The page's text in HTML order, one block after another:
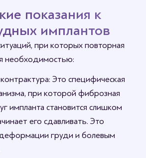
показания к
имплантов
при которых повторная
необходимостью:
Это специфическая
при которой фиброзная
импланта становится слишком
его сдавливать. Это
груди и болевым